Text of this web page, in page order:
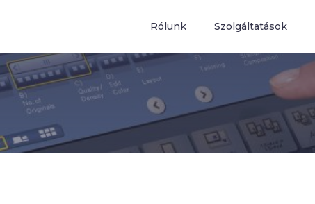
Rólunk Szolgáltatások